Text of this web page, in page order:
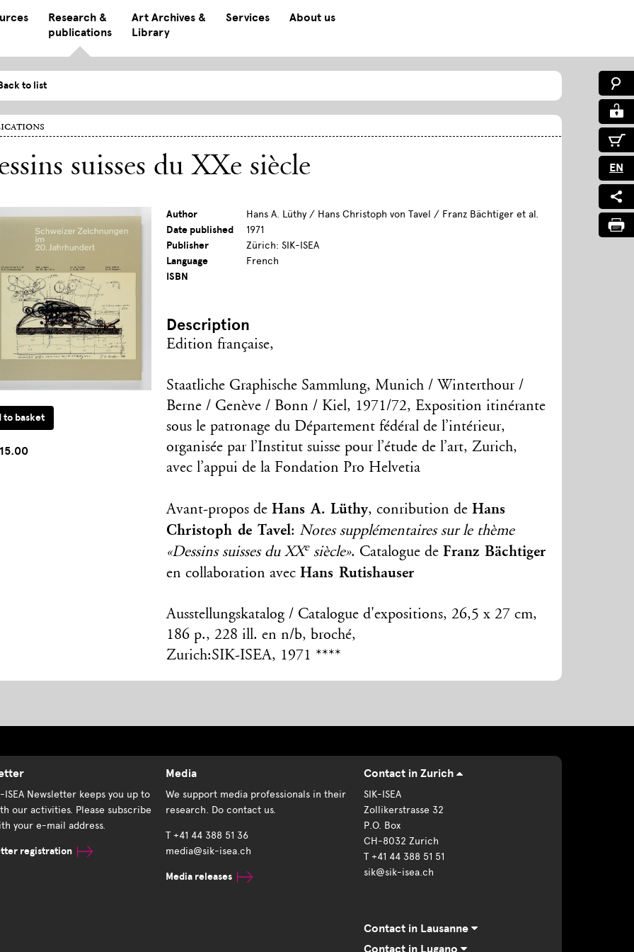
Research &
publications
Art Archives &
Library
Services About us
EN
to list
suisses du XXe siècle
Author
Hans A. Lüthy / Hans Christoph von Tavel / Franz Bächtiger et al.
Date published
1971
Publisher
Zürich: SIK-ISEA
Language
French
ISBN
Description
Edition française,
Staatliche Graphische Sammlung, Munich / Winterthour /
Berne / Genève / Bonn / Kiel, 1971/72, Exposition itinérante
sous le patronage du Département fédéral de l’intérieur,
organisée par l’Institut suisse pour l’étude de l’art, Zurich,
avec l’appui de la Fondation Pro Helvetia
Avant-propos deHans A. Lüthy, conribution deHans
Christoph de Tavel: Notes supplémentaires sur le thème
«Dessins suisses du XXesiècle». Catalogue deFranz Bächtiger
en collaboration avecHans Rutishauser
Ausstellungskatalog / Catalogue d'expositions, 26,5 x 27 cm,
186 p., 228 ill. en n/b, broché,
Zurich:SIK-ISEA, 1971 ****
ISEA Newsletter keeps you up to
our activities. Please subscribe
your e-mail address.
registration
Media
We support media professionals in their
research. Do contact us.
T +41 44 388 51 36
media@sik-isea.ch
Media releases
Contact in Zurich
SIK-ISEA
Zollikerstrasse 32
P.O. Box
CH-8032 Zurich
T +41 44 388 51 51
sik@sik-isea.ch
Contact in Lausanne